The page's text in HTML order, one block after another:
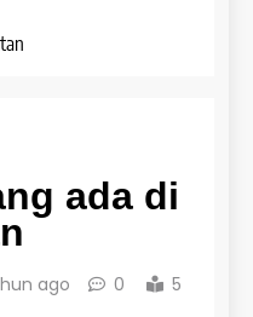
ada di
ago 0
5